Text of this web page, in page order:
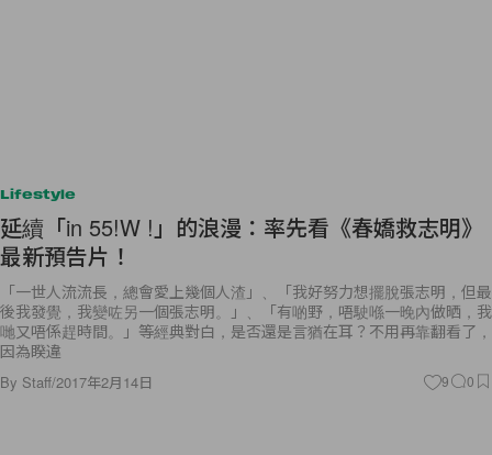
Lifestyle
延續「in 55!W !」的浪漫：率先看《春嬌救志明》
最新預告片！
「一世人流流長，總會愛上幾個人渣」、「我好努力想擺脫張志明，但最
後我發覺，我變咗另一個張志明。」、「有啲野，唔駛喺一晚內做晒，我
哋又唔係趕時間。」等經典對白，是否還是言猶在耳？不用再靠翻看了，
因為睽違
By Staff/2017年2月14日 9 0